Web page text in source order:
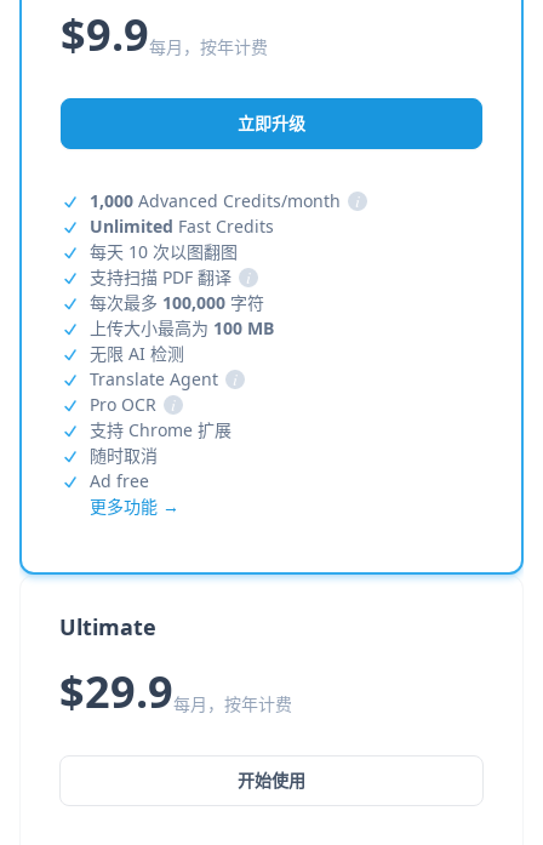
$9.9每月，按年计费
立即升级
1,000 Advanced Credits/month
i
Unlimited Fast Credits
每天 10 次以图翻图
支持扫描 PDF 翻译
i
每次最多 100,000 字符
上传大小最高为 100 MB
无限 AI 检测
Translate Agent
i
Pro OCR
i
支持 Chrome 扩展
随时取消
Ad free
更多功能 →
Ultimate
$29.9每月，按年计费
开始使用